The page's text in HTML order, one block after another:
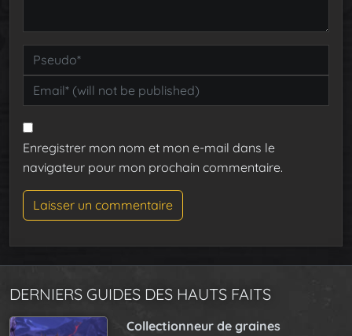
Enregistrer mon nom et mon e-mail dans le
navigateur pour mon prochain commentaire.
DERNIERS GUIDES DES HAUTS FAITS
Collectionneur de graines